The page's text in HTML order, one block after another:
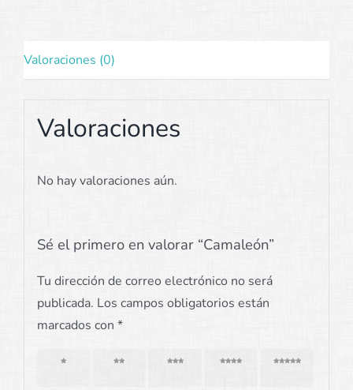
Valoraciones (0)
Valoraciones
No hay valoraciones aún.
Sé el primero en valorar “Camaleón”
Tu dirección de correo electrónico no será
publicada. Los campos obligatorios están
marcados con *
1 de 5 2 de 5 3 de 5 4 de 5 5 de 5